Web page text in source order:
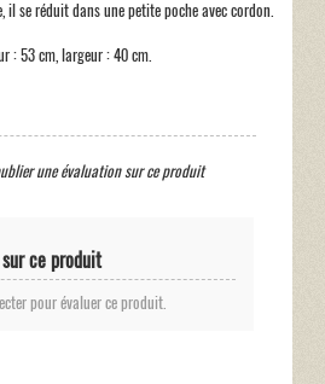
il se réduit dans une petite poche avec cordon.
: 53 cm, largeur : 40 cm.
une évaluation sur ce produit
ce produit
pour évaluer ce produit.